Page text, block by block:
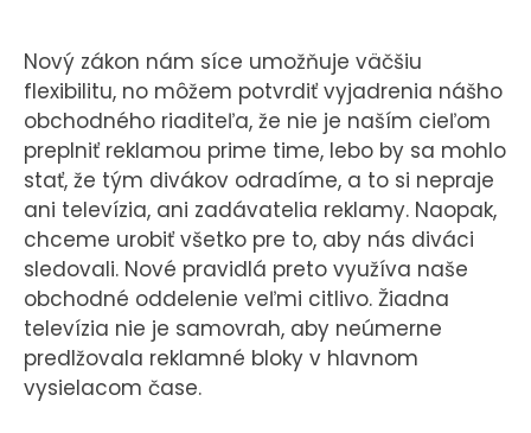
Nový zákon nám síce umožňuje väčšiu
flexibilitu, no môžem potvrdiť vyjadrenia nášho
obchodného riaditeľa, že nie je naším cieľom
preplniť reklamou prime time, lebo by sa mohlo
stať, že tým divákov odradíme, a to si nepraje
ani televízia, ani zadávatelia reklamy. Naopak,
chceme urobiť všetko pre to, aby nás diváci
sledovali. Nové pravidlá preto využíva naše
obchodné oddelenie veľmi citlivo. Žiadna
televízia nie je samovrah, aby neúmerne
predlžovala reklamné bloky v hlavnom
vysielacom čase.